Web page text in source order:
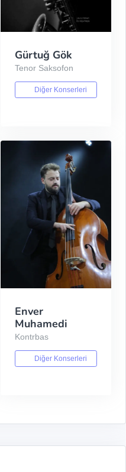
Gürtuğ Gök
Tenor Saksofon
Diğer Konserleri
Enver
Muhamedi
Kontrbas
Diğer Konserleri